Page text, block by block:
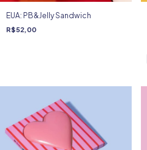
EUA: PB&Jelly Sandwich
R$52,00